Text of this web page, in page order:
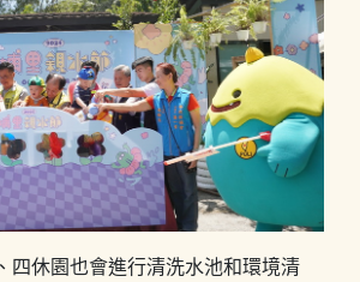
四休園也會進行清洗水池和環境清